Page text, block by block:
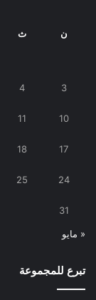
ن ث
3
4
10
11
17
18
24
25
31
« مايو
تبرع للمجموعة